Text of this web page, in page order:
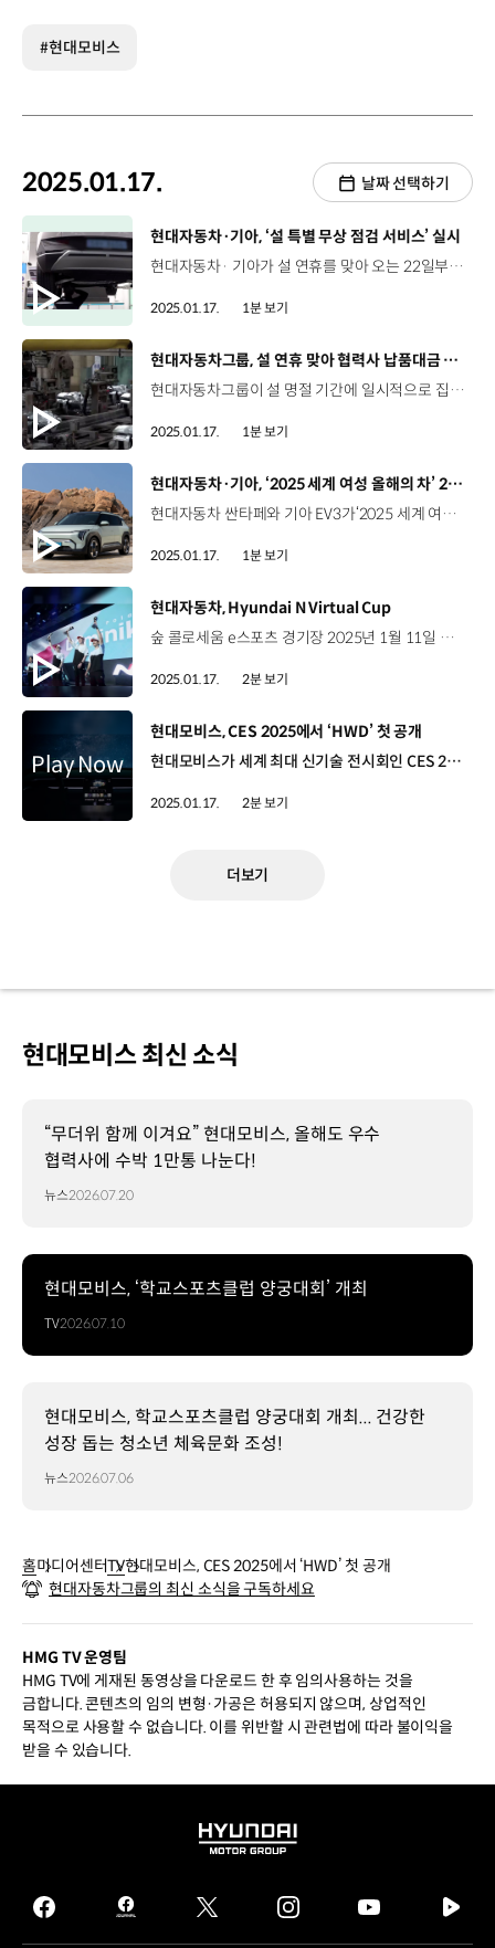
#현대모비스
2025.01.17. 날짜 선택하기
[동영상]
현대자동차·기아, ‘설 특별 무상 점검 서비스’ 실시
현대자동차· 기아가 설 연휴를 맞아 오는 22일부터 24일까지 전국 서비스 거점에서 ‘설 특별 무상점검’을 실시합니다. 안전한 귀향길을 위한 이번 설 특별 무상점검은 브레이크 패드와 공조장치, 타이어와 같은 기본항목과 오일류, 배터리 등 주요 부품이 대상인데요. 15일부터 사흘간 차량 점검 애플리케이션에 접속해 무상수리 쿠폰을 받은 후, 전국의 서비스 거점을 방문해 점검을 받을 수 있습니다. 현대자동차·기아는 앞으로도 고객이 안전 운전할 수 있도록 차량 점검을 더욱 강화할 예정입니다.
2025.01.17. 1분 보기
[동영상]
현대자동차그룹, 설 연휴 맞아 협력사 납품대금 조기 지급
현대자동차그룹이 설 명절 기간에 일시적으로 집중되는 협력사의 자금 부담을 완화하기 위해, 납품대금 2조 446억 원을 조기 지급합니다. 주요 그룹사에 부품, 원자재, 소모품 등을 납품하는 6천여 개 협력사를 대상으로 지급일을 최대 19일 앞당겼습니다. 현대자동차그룹은 매년 설, 추석 명절 전에 협력사들의 자금난 해소를 위해 납품대금을 선지급해왔는데요. 이번 조기 지급을 통해 1차 협력사의 경영을 안정시키고, 납품대금의 조기 지급을 권고하여 2, 3차 협력사까지 수혜를 받을 수 있게 할 예정입니다.
2025.01.17. 1분 보기
[동영상]
현대자동차·기아, ‘2025 세계 여성 올해의 차’ 2개 부분 수상
현대자동차 싼타페와 기아 EV3가‘2025 세계 여성 올해의 차’ 2개 부문에서 수상의 쾌거를 안았습니다. ‘세계 여성 올해의 차’는 5개 대륙에서 활동하는 82명의 여성 자동차 기자들이 기술과 편리성 등 다양한 측면을 평가해 최고의 차량을 선정하는데요. 현대자동차 싼타페는 독창적인 디자인과 넓은 실내공간, 다양한 파워트레인과 실용적인 기능을 갖춰 ‘최고의 대형 SUV’로 선정됐고, 기아 EV3는 최대 605km의 넉넉한 주행가능거리, 여러 편의사양과 뛰어난 가격 경쟁력으로 높은 평가를 받아 ‘최고의 콤팩트 SUV’로 선정됐습니다.
2025.01.17. 1분 보기
[동영상]
현대자동차, Hyundai N Virtual Cup
숲 콜로세움 e스포츠 경기장 2025년 1월 11일 서울 잠실 Hyundai N Virtual Cup 현대 N 최초의 글로벌 온/오프라인 e스포츠 레이싱 대회 ‘2024 Hyundai N Virtual Cup’ 결승전, 오프라인 월드 파이널 현장 현장을 찾은 약 850명의 관중 현장 관중을 위한 ‘차량 시뮬레이터 존’ 운영 레이싱 게임 속에 등장하는 현대자동차의 차종 체험 글로벌 인기 레이싱 게임 ‘Assetto Corsa’로 펼치는 심 레이싱 경기 심 레이싱 (Sim Racing) 3차원 스캔 기술로 현실의 서킷을 가상 세계에 그대로 구현한 게임 한국, 중국, 미국, 유럽 등 총 4개 지역에서 온라인 예선 및 준결승 진행 2024년 10월부터 전 세계 2,800여 명의 심 레이서 참가 그 중, 각 지역에서 선발된 20명 결승 진출 뜨거운 응원 열기 속 시작된 월드 파이널! 폴란드 국적 최종 우승 도미닉 블레어(Dominik Blajer) [최종 순위]1등 도미닉 블레어 (폴란드)2등 막시밀리언 베네케 (독일)3등 모리츠 뢰너 (독일) 도미닉 블레어 / 1등우승했다는 사실이 믿기지 않습니다. 유럽 팀이 마지막 두 레이스에서 2연승을 거두며 결승선을 통과해서 정말 기쁘고, 다음 대회에서도 우승할 수 있기를 기대합니다. “Hyundai N Virtual Cup을 통해 세계에 알린 현대 N의 드라이빙 경험”
2025.01.17. 2분 보기
[동영상]
현대모비스, CES 2025에서 ‘HWD’ 첫 공개
현대모비스가 세계 최대 신기술 전시회인 CES 2025에서 ‘홀로그래픽 윈드쉴드 투명 디스플레이(HWD)’ 기술을 글로벌 시장에 첫 공개했습니다. 현대모비스는 이번 전시에서 ‘Beyond and More’를 주제로 사람과 기술의 경계를 허물고 유기적 연결을 통해 사용자의 안전과 편의성 등을 극대화하는 기술을 선보였습니다. 특히, 기아 EV9에 장착해 시연한 ‘홀로그래픽 윈드실드 투명 디스플레이’는 차량 전면 유리창 어디에나 이미지나 동영상 등을 구현하는 기술로, 이른바 ‘디스플레이 없는 디스플레이’로 전시장을 찾은 관람객들에게 색다른 사용자 경험을 선사했습니다. 한영훈 상무 / 현대모비스 HMI개발실‘홀로그래픽 윈드실드 디스플레이’는 빛의 회절 현상을 이용해서 차량의 윈드실드를 투명 디스플레이로 활용할 수 있게 해주는 기술입니다. 현대모비스는 ‘홀로그래픽 윈드실드 디스플레이’를 이용해서 소비자들이 차량에서 더 많은 서비스를 안전하게 즐길 수 있도록 도와줄 예정입니다. 현대모비스는 이 투명 디스플레이 기술을 세계적인 광학 기업인 독일의 ZEISS와 공동 개발 중인데요. 이규석 현대모비스 사장과 ZEISS의 칼 람프레히트 CEO는 CES 전시 부스에서 만나 해당 기술을 직접 살펴보고 향후 사업 협력 방안도 긴밀하게 논의했습니다. 차량용 디스플레이의 미래를 바꿀 ‘홀로그래픽 윈드쉴드 투명 디스플레이’는 내년 상반기 선행 개발을 완료하고 양산 개발 과정을 거쳐 이르면 오는 2027년, 제품으로 출시해 글로벌 시장 공략에 나설 예정입니다.
2025.01.17. 2분 보기
더보기
현대모비스 최신 소식
“무더위 함께 이겨요” 현대모비스, 올해도 우수
협력사에 수박 1만통 나눈다!
뉴스2026.07.20
현대모비스, ‘학교스포츠클럽 양궁대회’ 개최
TV2026.07.10
현대모비스, 학교스포츠클럽 양궁대회 개최... 건강한
성장 돕는 청소년 체육문화 조성!
뉴스2026.07.06
홈미디어센터TV현대모비스, CES 2025에서 ‘HWD’ 첫 공개
현대자동차그룹의 최신 소식을 구독하세요
HMG TV 운영팀
HMG TV에 게재된 동영상을 다운로드 한 후 임의사용하는 것을
금합니다. 콘텐츠의 임의 변형·가공은 허용되지 않으며, 상업적인
목적으로 사용할 수 없습니다. 이를 위반할 시 관련법에 따라 불이익을
받을 수 있습니다.
HYUNDAI
GROUP
facebook
hmg
twitter instagram